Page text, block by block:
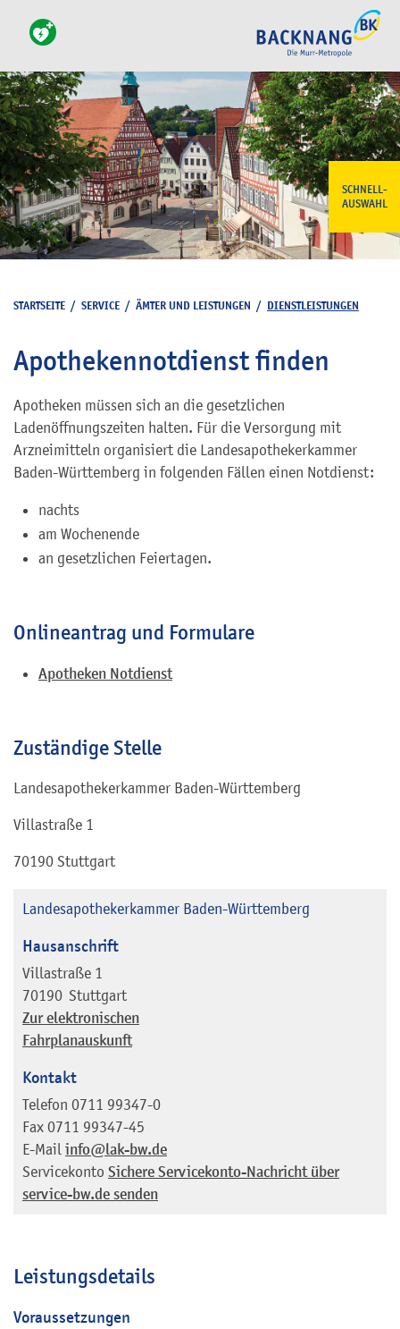
SCHNELL-
AUSWAHL
STARTSEITE / SERVICE / ÄMTER UND LEISTUNGEN / DIENSTLEISTUNGEN
Apothekennotdienst finden
Apotheken müssen sich an die gesetzlichen
Ladenöffnungszeiten halten. Für die Versorgung mit
Arzneimitteln organisiert die Landesapothekerkammer
Baden-Württemberg in folgenden Fällen einen Notdienst:
nachts
am Wochenende
an gesetzlichen Feiertagen.
Onlineantrag und Formulare
Apotheken Notdienst
Zuständige Stelle
Landesapothekerkammer Baden-Württemberg
Villastraße 1
70190 Stuttgart
Landesapothekerkammer Baden-Württemberg
Hausanschrift
Villastraße 1
70190 Stuttgart
Zur elektronischen
Fahrplanauskunft
Kontakt
Telefon 0711 99347-0
Fax 0711 99347-45
E-Mail info@lak-bw.de
Servicekonto Sichere Servicekonto-Nachricht über
service-bw.de senden
Leistungsdetails
Voraussetzungen